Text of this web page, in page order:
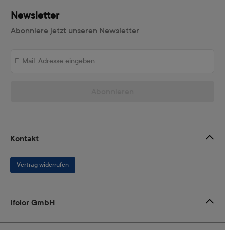
Newsletter
Abonniere jetzt unseren Newsletter
Kontakt
Vertrag widerrufen
Ifolor GmbH